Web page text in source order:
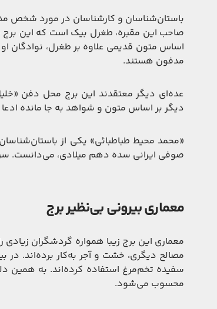
باستان‌شناسان و کارشناسان در مورد شخص
صاحب این مقبره، طغرل بیک است که این
اساس متون قدیمی علاوه بر طغرل، نوادگان
مدفون هستند.
عده‌ای دیگر معتقدند این برج محل دفن
دیگر بر اساس متون و شواهد به جا مانده
«محمد محیط طباطبائی» یکی از
صوفی ایرانی سده دهم میلادی، می‌دانست.
معماری بیرونی بی‌نظیر برج
معماری این برج زیبا همواره گردشگران
مصالح دیگری، خشت و آجر به‌کار برده‌اند. در
سفیده تخم‌مرغ استفاده کرده‌اند. به همین
محسوب می‌شود.